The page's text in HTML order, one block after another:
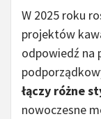
W 2025 roku
projektów
odpowiedź na
łączy różne
nowoczesne